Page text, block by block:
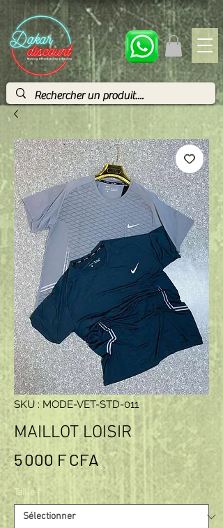
SKU : MODE-VET-STD-011
MAILLOT LOISIR
5 000 F CFAPrix
Taille *